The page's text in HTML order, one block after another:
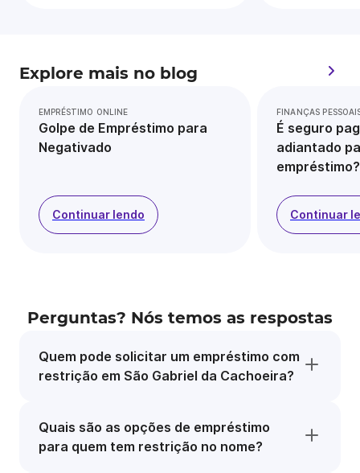
Explore mais no blog
EMPRÉSTIMO ONLINE
Golpe de Empréstimo para
Negativado
Continuar lendo
FINANÇAS
É seguro
adiantado
empréstimo?
Continuar
Perguntas? Nós temos as respostas
Quem pode solicitar um empréstimo com
restrição em São Gabriel da Cachoeira?
Quais são as opções de empréstimo
para quem tem restrição no nome?